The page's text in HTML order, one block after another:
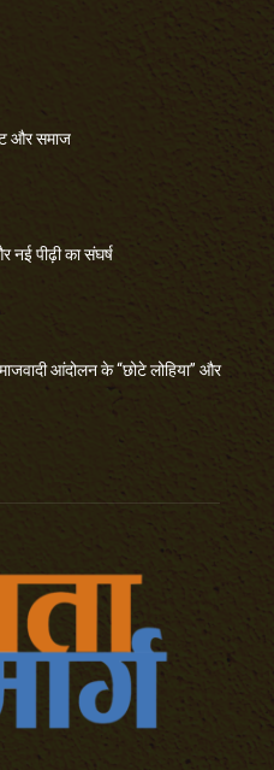
और समाज
नई पीढ़ी का संघर्ष
आंदोलन के “छोटे लोहिया” और